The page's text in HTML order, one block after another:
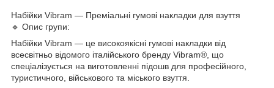
Набійки Vibram — Преміальні гумові накладки для взуття
🔹 Опис групи:
Набійки Vibram — це високоякісні гумові накладки від
всесвітньо відомого італійського бренду Vibram®, що
спеціалізується на виготовленні підошв для професійного,
туристичного, військового та міського взуття.